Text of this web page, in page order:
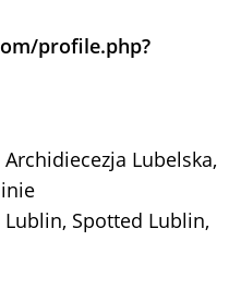
profile.php?
Lubelska,
Spotted Lublin,